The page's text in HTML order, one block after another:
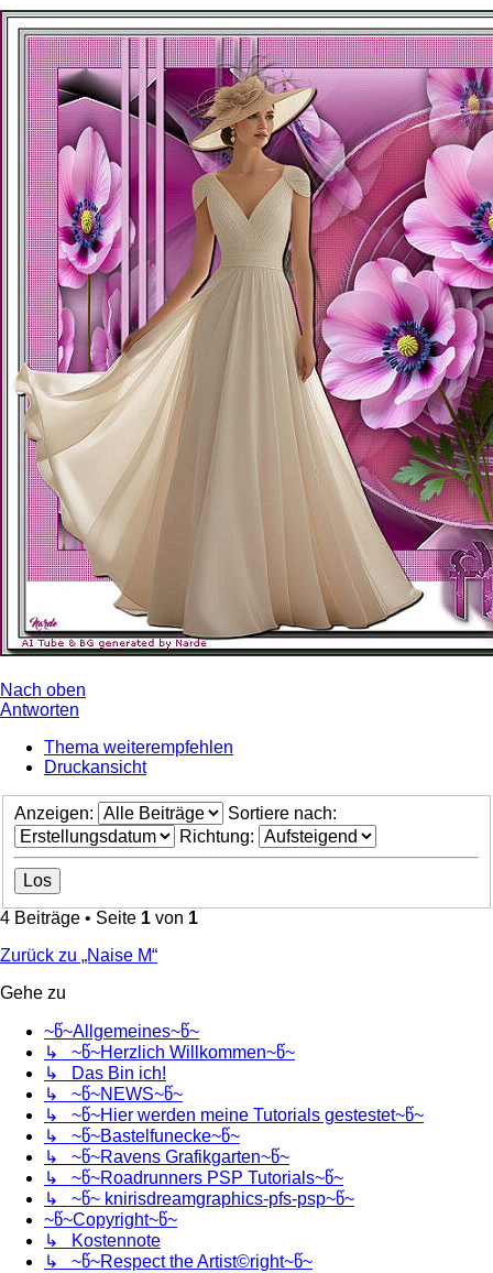
Nach oben
Antworten
Thema weiterempfehlen
Druckansicht
Anzeigen:
Sortiere nach:
Richtung:
4 Beiträge • Seite 1 von 1
Zurück zu „Naise M“
Gehe zu
~წ~Allgemeines~წ~
↳ ~წ~Herzlich Willkommen~წ~
↳ Das Bin ich!
↳ ~წ~NEWS~წ~
↳ ~წ~Hier werden meine Tutorials gestestet~წ~
↳ ~წ~Bastelfunecke~წ~
↳ ~წ~Ravens Grafikgarten~წ~
↳ ~წ~Roadrunners PSP Tutorials~წ~
↳ ~წ~ knirisdreamgraphics-pfs-psp~წ~
~წ~Copyright~წ~
↳ Kostennote
↳ ~წ~Respect the Artist©right~წ~